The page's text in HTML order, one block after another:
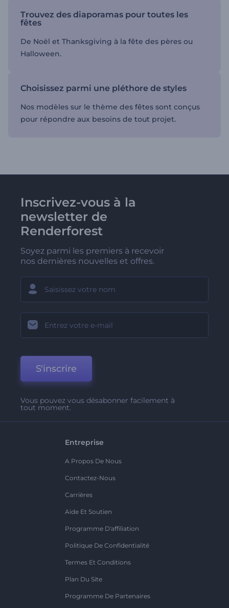
Trouvez des diaporamas pour toutes les
fêtes
De Noël et Thanksgiving à la fête des pères ou
Halloween.
Choisissez parmi une pléthore de styles
Nos modèles sur le thème des fêtes sont conçus
pour répondre aux besoins de tout projet.
Inscrivez-vous à la
newsletter de
Renderforest
Soyez parmi les premiers à recevoir
nos dernières nouvelles et offres.
S'inscrire
Vous pouvez vous désabonner facilement à
tout moment.
Entreprise
A Propos De Nous
Contactez-Nous
Carrières
Aide Et Soutien
Programme D'affiliation
Politique De Confidentialité
Termes Et Conditions
Plan Du Site
Programme De Partenaires